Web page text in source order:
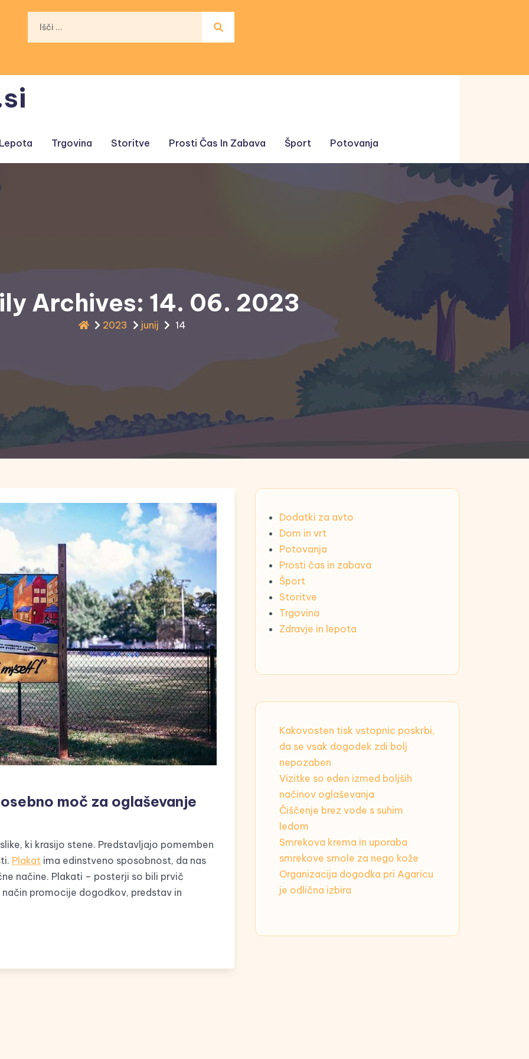
Trgovina Storitve Prosti Čas In Zabava Šport Potovanja
Archives: 14. 06. 2023
2023 junij 14
moč za oglaševanje
ki krasijo stene. Predstavljajo pomemben
Plakat ima edinstveno sposobnost, da nas
načine. Plakati – posterji so bili prvič
promocije dogodkov, predstav in
Dodatki za avto
Dom in vrt
Potovanja
Prosti čas in zabava
Šport
Storitve
Trgovina
Zdravje in lepota
Kakovosten tisk vstopnic poskrbi,
da se vsak dogodek zdi bolj
nepozaben
Vizitke so eden izmed boljših
načinov oglaševanja
Čiščenje brez vode s suhim
ledom
Smrekova krema in uporaba
smrekove smole za nego kože
Organizacija dogodka pri Agaricu
je odlična izbira